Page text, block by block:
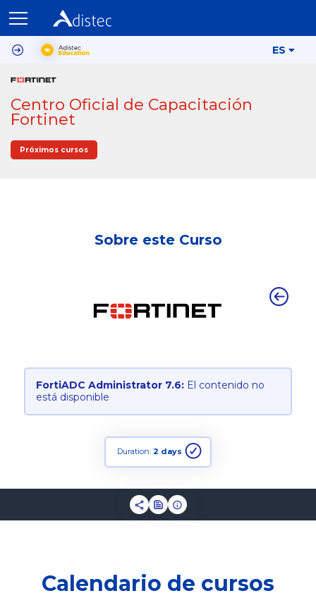
ES
Centro Oficial de Capacitación
Fortinet
Próximos cursos
Sobre este Curso
FortiADC Administrator 7.6: El contenido no
está disponible
Duration: 2 days
Calendario de cursos